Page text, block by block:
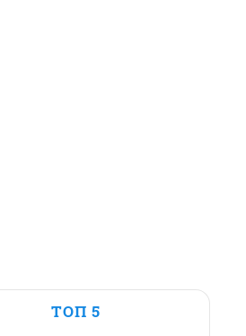
ТОП 5